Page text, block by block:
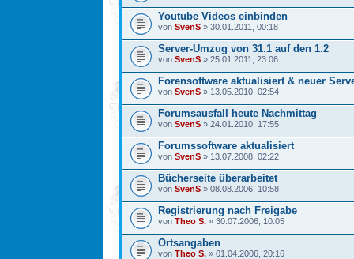
Youtube Videos einbinden
von SvenS » 30.01.2011, 00:18
Server-Umzug von 31.1 auf den 1.2
von SvenS » 25.01.2011, 23:06
Forensoftware aktualisiert & neuer
von SvenS » 13.05.2010, 02:54
Forumsausfall heute Nachmittag
von SvenS » 24.01.2010, 17:55
Forumssoftware aktualisiert
von SvenS » 13.07.2008, 02:22
Bücherseite überarbeitet
von SvenS » 08.08.2006, 10:58
Registrierung nach Freigabe
von Theo S. » 30.07.2006, 10:05
Ortsangaben
von Theo S. » 01.04.2006, 20:16